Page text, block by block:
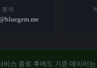
문의
스 종료 후에도 기존 데이터는